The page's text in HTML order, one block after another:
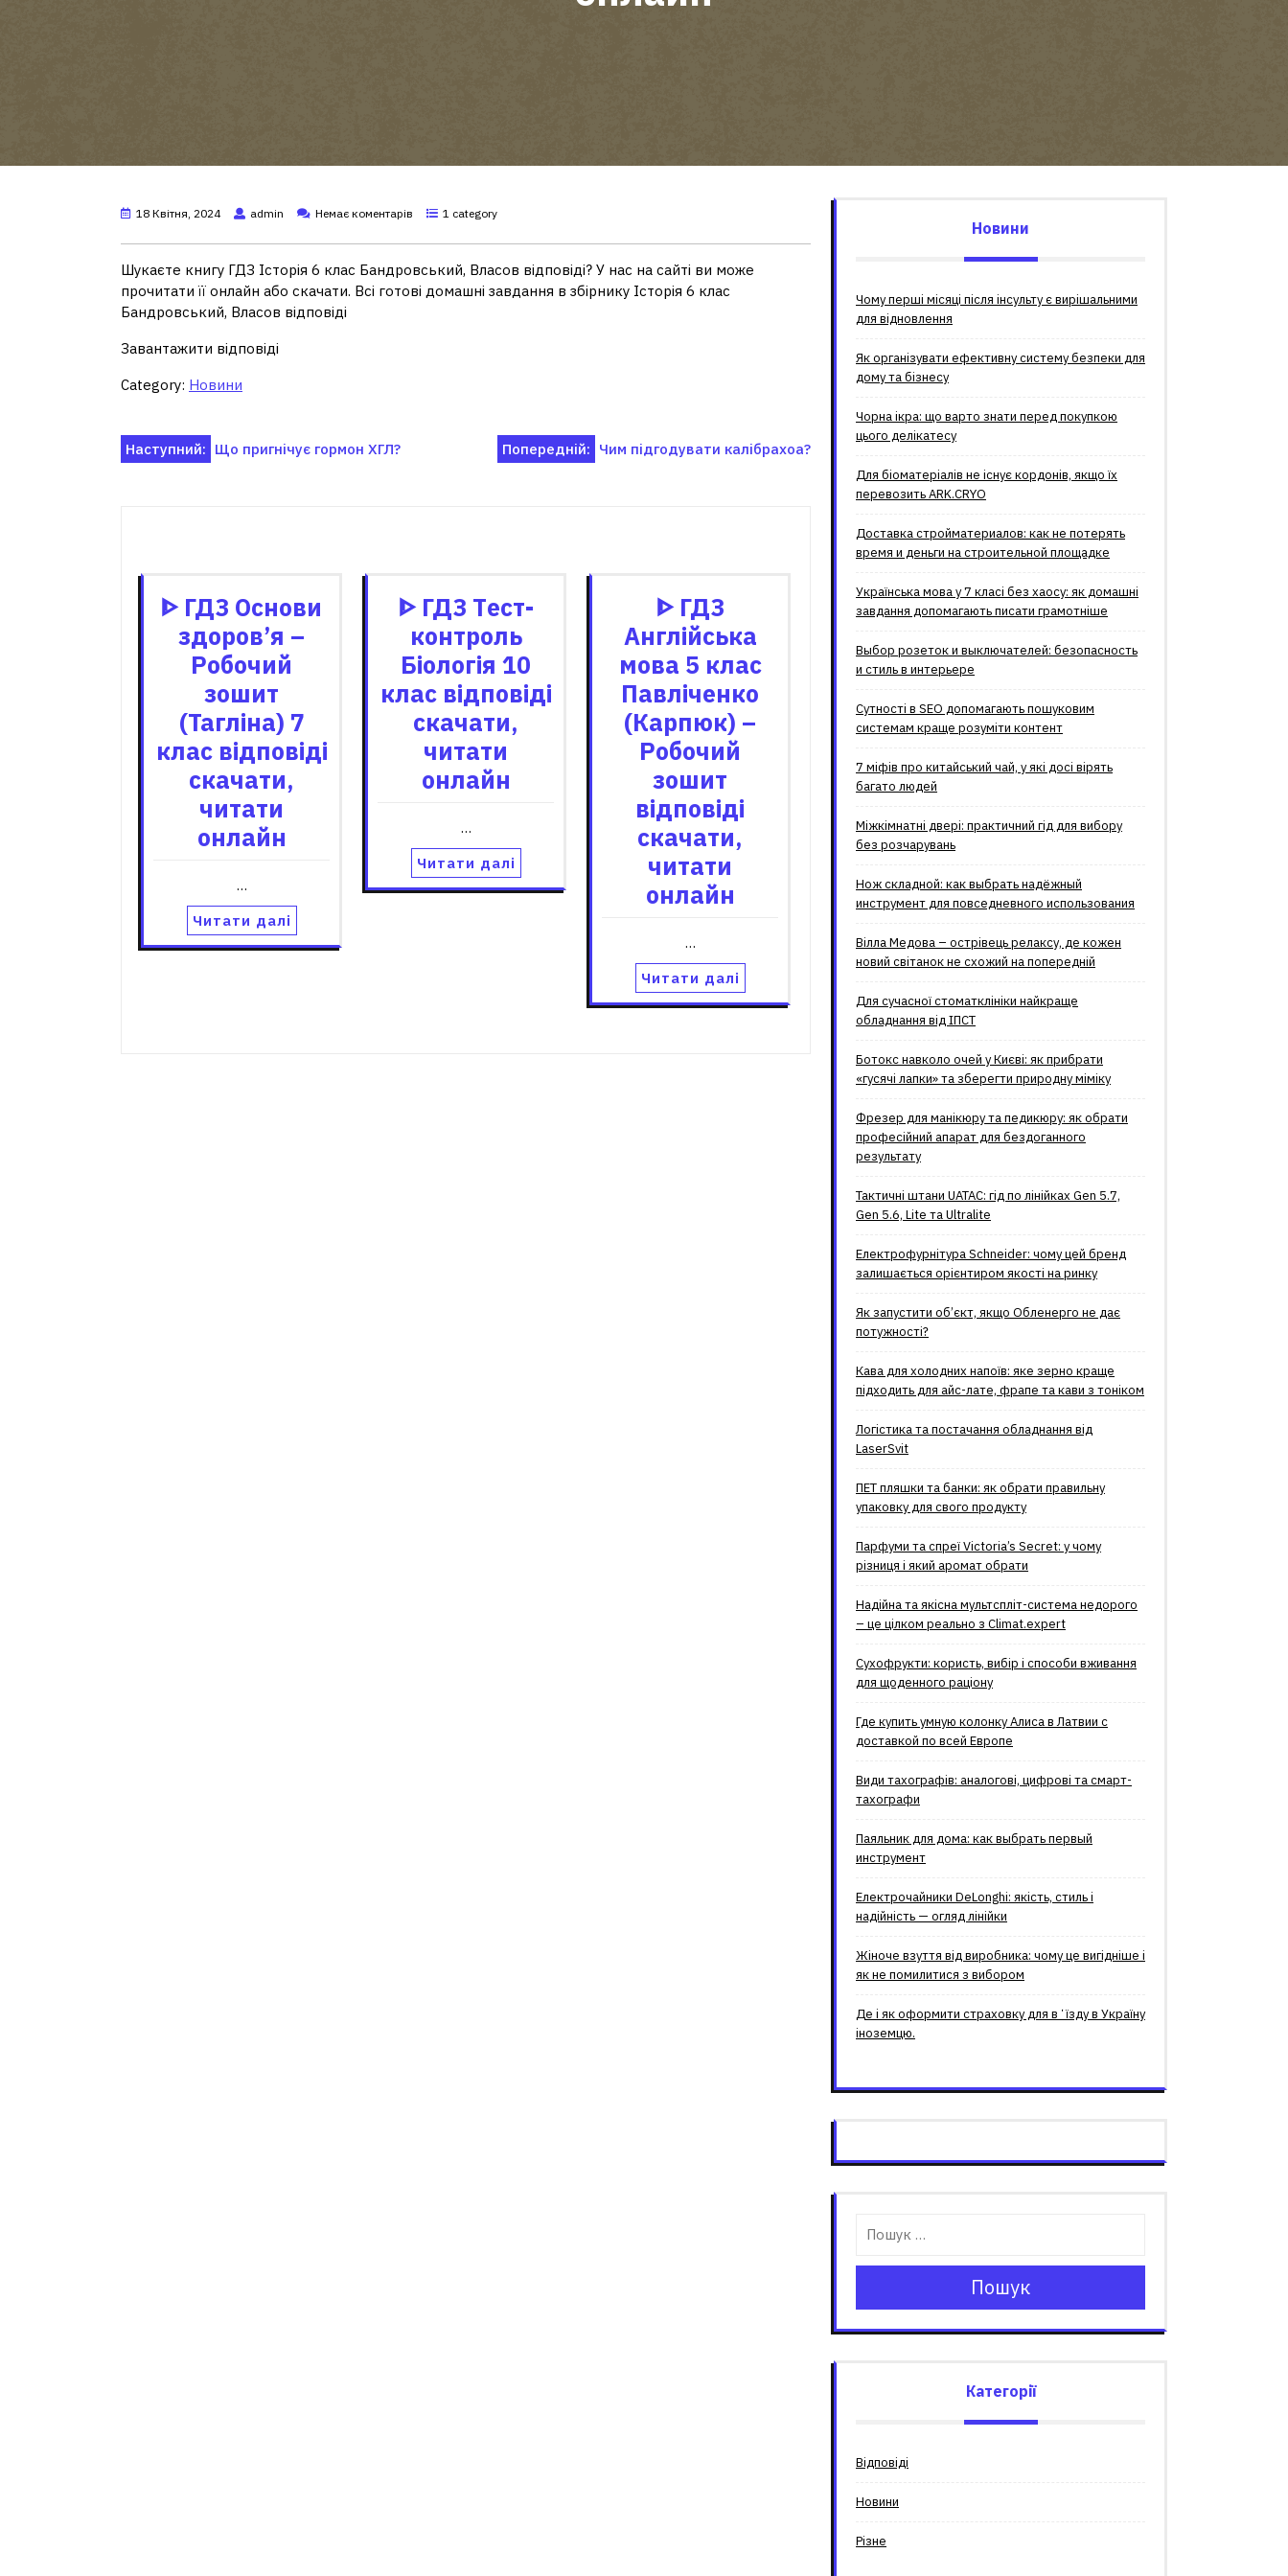
18 Квітня, 2024 admin Немає коментарів 1 category
Шукаєте книгу ГДЗ Історія 6 клас Бандровський, Власов відповіді? У нас на сайті ви може
прочитати її онлайн або скачати. Всі готові домашні завдання в збірнику Історія 6 клас
Бандровський, Власов відповіді
Завантажити відповіді
Category: Новини
Навігація
Попередній: Чим підгодувати калібрахоа?
Наступний: Що пригнічує гормон ХГЛ?
ᐈ ГДЗ Основи
здоров’я –
Робочий
зошит
(Тагліна) 7
клас відповіді
скачати,
читати
онлайн
…
Читати далі
ᐈ ГДЗ Tест-
контроль
Біологія 10
клас відповіді
скачати,
читати
онлайн
…
Читати далі
ᐈ ГДЗ
Англійська
мова 5 клас
Павліченко
(Карпюк) –
Робочий
зошит
відповіді
скачати,
читати
онлайн
…
Читати далі
Новини
Чому перші місяці після інсульту є вирішальними
для відновлення
Як організувати ефективну систему безпеки для
дому та бізнесу
Чорна ікра: що варто знати перед покупкою
цього делікатесу
Для біоматеріалів не існує кордонів, якщо їх
перевозить ARK.CRYO
Доставка стройматериалов: как не потерять
время и деньги на строительной площадке
Українська мова у 7 класі без хаосу: як домашні
завдання допомагають писати грамотніше
Выбор розеток и выключателей: безопасность
и стиль в интерьере
Сутності в SEO допомагають пошуковим
системам краще розуміти контент
7 міфів про китайський чай, у які досі вірять
багато людей
Міжкімнатні двері: практичний гід для вибору
без розчарувань
Нож складной: как выбрать надёжный
инструмент для повседневного использования
Вілла Медова – острівець релаксу, де кожен
новий світанок не схожий на попередній
Для сучасної стоматклініки найкраще
обладнання від ІПСТ
Ботокс навколо очей у Києві: як прибрати
«гусячі лапки» та зберегти природну міміку
Фрезер для манікюру та педикюру: як обрати
професійний апарат для бездоганного
результату
Тактичні штани UATAC: гід по лінійках Gen 5.7,
Gen 5.6, Lite та Ultralite
Електрофурнітура Schneider: чому цей бренд
залишається орієнтиром якості на ринку
Як запустити об’єкт, якщо Обленерго не дає
потужності?
Кава для холодних напоїв: яке зерно краще
підходить для айс-лате, фрапе та кави з тоніком
Логістика та постачання обладнання від
LaserSvit
ПЕТ пляшки та банки: як обрати правильну
упаковку для свого продукту
Парфуми та спреї Victoria’s Secret: у чому
різниця і який аромат обрати
Надійна та якісна мультспліт-система недорого
– це цілком реально з Climat.еxpert
Сухофрукти: користь, вибір і способи вживання
для щоденного раціону
Где купить умную колонку Алиса в Латвии с
доставкой по всей Европе
Види тахографів: аналогові, цифрові та смарт-
тахографи
Паяльник для дома: как выбрать первый
инструмент
Електрочайники DeLonghi: якість, стиль і
надійність — огляд лінійки
Жіноче взуття від виробника: чому це вигідніше і
як не помилитися з вибором
Де і як оформити страховку для вʼїзду в Україну
іноземцю.
Пошук
Категорії
Відповіді
Новини
Різне